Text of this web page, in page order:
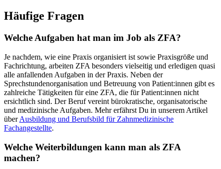
Häufige Fragen
Welche Aufgaben hat man im Job als ZFA?
Je nachdem, wie eine Praxis organisiert ist sowie Praxisgröße und
Fachrichtung, arbeiten ZFA besonders vielseitig und erledigen quasi
alle anfallenden Aufgaben in der Praxis. Neben der
Sprechstundenorganisation und Betreuung von Patient:innen gibt es
zahlreiche Tätigkeiten für eine ZFA, die für Patient:innen nicht
ersichtlich sind. Der Beruf vereint bürokratische, organisatorische
und medizinische Aufgaben. Mehr erfährst Du in unserem Artikel
über Ausbildung und Berufsbild für Zahnmedizinische
Fachangestellte.
Welche Weiterbildungen kann man als ZFA
machen?